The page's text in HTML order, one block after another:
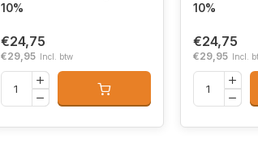
10%
€24,75
€29,95 Incl. btw
10%
€24,75
€29,95 Incl.